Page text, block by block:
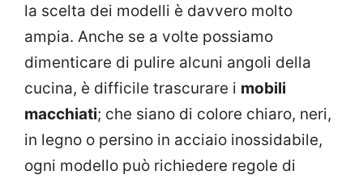
la scelta dei modelli è davvero molto
ampia. Anche se a volte possiamo
dimenticare di pulire alcuni angoli della
cucina, è difficile trascurare i mobili
macchiati; che siano di colore chiaro, neri,
in legno o persino in acciaio inossidabile,
ogni modello può richiedere regole di